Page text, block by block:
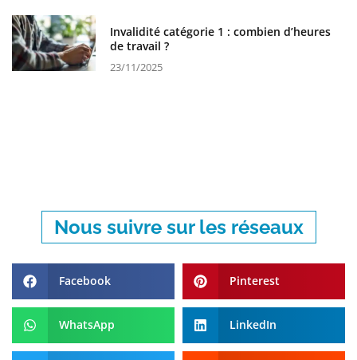
Invalidité catégorie 1 : combien d’heures
de travail ?
23/11/2025
Nous suivre sur les réseaux
Facebook Pinterest
WhatsApp LinkedIn